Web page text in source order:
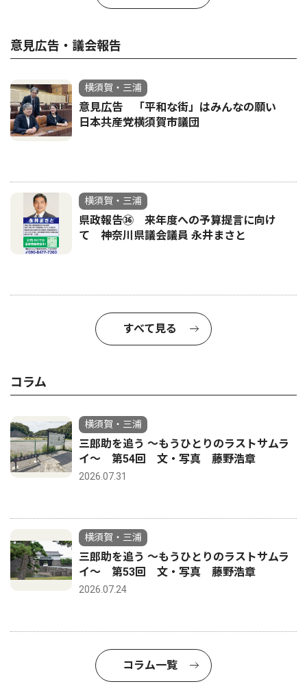
意見広告・議会報告
横須賀・三浦
意見広告 「平和な街」はみんなの願い
日本共産党横須賀市議団
横須賀・三浦
県政報告㊱ 来年度への予算提言に向け
て 神奈川県議会議員 永井まさと
すべて見る
コラム
横須賀・三浦
三郎助を追う 〜もうひとりのラストサムラ
イ〜 第54回 文・写真 藤野浩章
2026.07.31
横須賀・三浦
三郎助を追う 〜もうひとりのラストサムラ
イ〜 第53回 文・写真 藤野浩章
2026.07.24
コラム一覧